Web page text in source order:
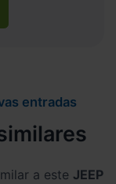
entradas
a este JEEP